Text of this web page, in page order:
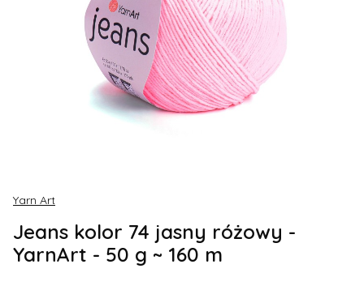
Yarn Art
Jeans kolor 74 jasny różowy -
YarnArt - 50 g ~ 160 m